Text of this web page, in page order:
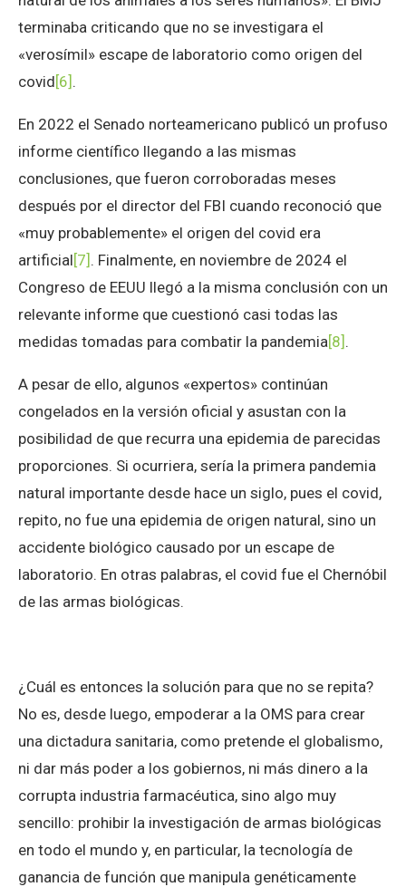
terminaba criticando que no se investigara el
«verosímil» escape de laboratorio como origen del
covid[6] .
En 2022 el Senado norteamericano publicó un profuso
informe científico llegando a las mismas
conclusiones, que fueron corroboradas meses
después por el director del FBI cuando reconoció que
«muy probablemente» el origen del covid era
artificial[7] . Finalmente, en noviembre de 2024 el
Congreso de EEUU llegó a la misma conclusión con un
relevante informe que cuestionó casi todas las
medidas tomadas para combatir la pandemia[8] .
A pesar de ello, algunos «expertos» continúan
congelados en la versión oficial y asustan con la
posibilidad de que recurra una epidemia de parecidas
proporciones. Si ocurriera, sería la primera pandemia
natural importante desde hace un siglo, pues el covid,
repito, no fue una epidemia de origen natural, sino un
accidente biológico causado por un escape de
laboratorio. En otras palabras, el covid fue el Chernóbil
de las armas biológicas.
¿Cuál es entonces la solución para que no se repita?
No es, desde luego, empoderar a la OMS para crear
una dictadura sanitaria, como pretende el globalismo,
ni dar más poder a los gobiernos, ni más dinero a la
corrupta industria farmacéutica, sino algo muy
sencillo: prohibir la investigación de armas biológicas
en todo el mundo y, en particular, la tecnología de
ganancia de función que manipula genéticamente